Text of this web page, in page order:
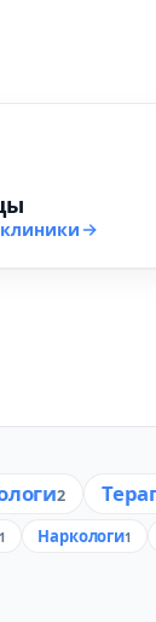
2
1 Наркологи1